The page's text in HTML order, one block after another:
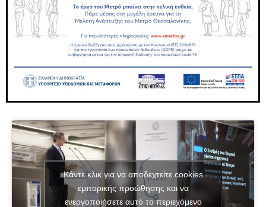
Κάντε κλικ για να αποδεχτείτε cookies
εμπορικής προώθησης και να
ενεργοποιήσετε αυτό το περιεχόμενο